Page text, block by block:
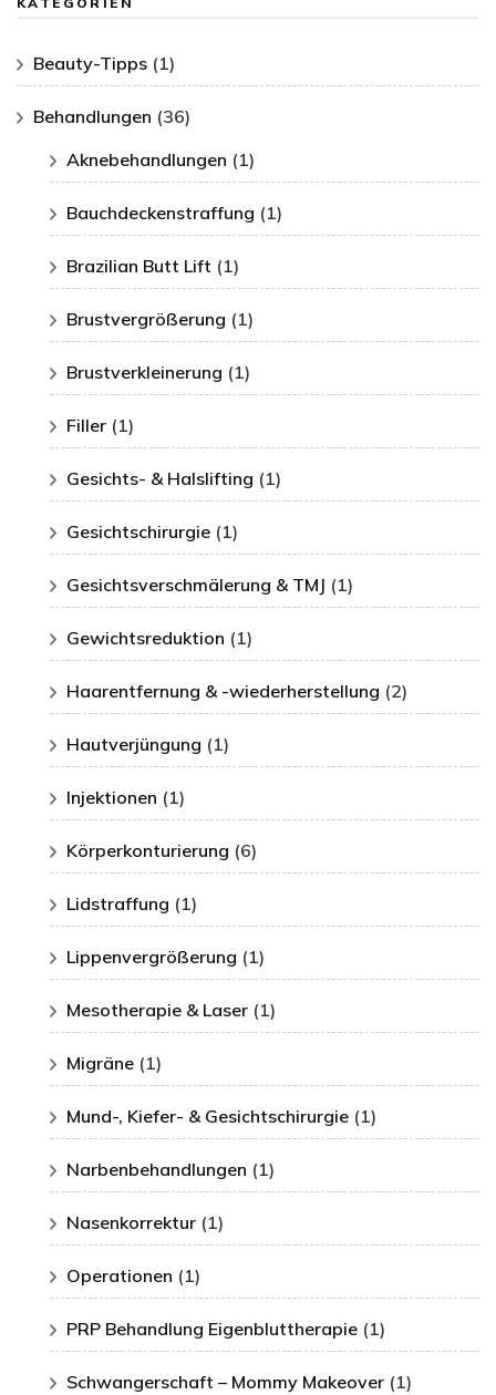
Beauty-Tipps (1)
Behandlungen (36)
Aknebehandlungen (1)
Bauchdeckenstraffung (1)
Brazilian Butt Lift (1)
Brustvergrößerung (1)
Brustverkleinerung (1)
Filler (1)
Gesichts- & Halslifting (1)
Gesichtschirurgie (1)
Gesichtsverschmälerung & TMJ (1)
Gewichtsreduktion (1)
Haarentfernung & -wiederherstellung (2)
Hautverjüngung (1)
Injektionen (1)
Körperkonturierung (6)
Lidstraffung (1)
Lippenvergrößerung (1)
Mesotherapie & Laser (1)
Migräne (1)
Mund-, Kiefer- & Gesichtschirurgie (1)
Narbenbehandlungen (1)
Nasenkorrektur (1)
Operationen (1)
PRP Behandlung Eigenbluttherapie (1)
Schwangerschaft – Mommy Makeover (1)